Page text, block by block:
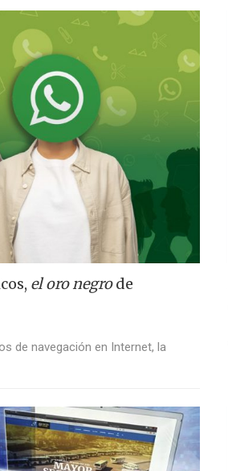
el oro negrode
de navegación en Internet, la